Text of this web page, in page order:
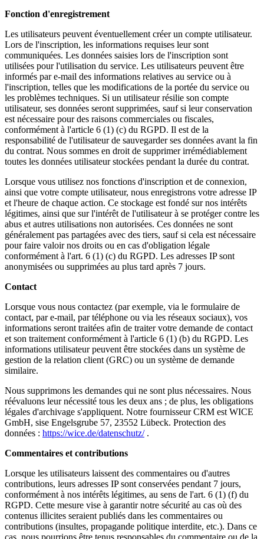
Fonction d'enregistrement
Les utilisateurs peuvent éventuellement créer un compte utilisateur.
Lors de l'inscription, les informations requises leur sont
communiquées. Les données saisies lors de l'inscription sont
utilisées pour l'utilisation du service. Les utilisateurs peuvent être
informés par e-mail des informations relatives au service ou à
l'inscription, telles que les modifications de la portée du service ou
les problèmes techniques. Si un utilisateur résilie son compte
utilisateur, ses données seront supprimées, sauf si leur conservation
est nécessaire pour des raisons commerciales ou fiscales,
conformément à l'article 6 (1) (c) du RGPD. Il est de la
responsabilité de l'utilisateur de sauvegarder ses données avant la fin
du contrat. Nous sommes en droit de supprimer irrémédiablement
toutes les données utilisateur stockées pendant la durée du contrat.
Lorsque vous utilisez nos fonctions d'inscription et de connexion,
ainsi que votre compte utilisateur, nous enregistrons votre adresse IP
et l'heure de chaque action. Ce stockage est fondé sur nos intérêts
légitimes, ainsi que sur l'intérêt de l'utilisateur à se protéger contre les
abus et autres utilisations non autorisées. Ces données ne sont
généralement pas partagées avec des tiers, sauf si cela est nécessaire
pour faire valoir nos droits ou en cas d'obligation légale
conformément à l'art. 6 (1) (c) du RGPD. Les adresses IP sont
anonymisées ou supprimées au plus tard après 7 jours.
Contact
Lorsque vous nous contactez (par exemple, via le formulaire de
contact, par e-mail, par téléphone ou via les réseaux sociaux), vos
informations seront traitées afin de traiter votre demande de contact
et son traitement conformément à l'article 6 (1) (b) du RGPD. Les
informations utilisateur peuvent être stockées dans un système de
gestion de la relation client (GRC) ou un système de demande
similaire.
Nous supprimons les demandes qui ne sont plus nécessaires. Nous
réévaluons leur nécessité tous les deux ans ; de plus, les obligations
légales d'archivage s'appliquent. Notre fournisseur CRM est WICE
GmbH, sise Engelsgrube 57, 23552 Lübeck. Protection des
données : https://wice.de/datenschutz/.
Commentaires et contributions
Lorsque les utilisateurs laissent des commentaires ou d'autres
contributions, leurs adresses IP sont conservées pendant 7 jours,
conformément à nos intérêts légitimes, au sens de l'art. 6 (1) (f) du
RGPD. Cette mesure vise à garantir notre sécurité au cas où des
contenus illicites seraient publiés dans les commentaires ou
contributions (insultes, propagande politique interdite, etc.). Dans ce